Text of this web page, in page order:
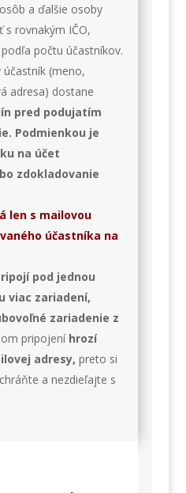
a ďalšie osoby
s rovnakým IČO,
počtu účastníkov.
účastník (meno,
adresa) dostane
pred podujatím
Podmienkou je
na účet
zdokladovanie
len s mailovou
účastníka na
pod jednou
viac zariadení,
zariadenie z
pripojeníhrozí
adresy, preto si
a nezdieľajte s